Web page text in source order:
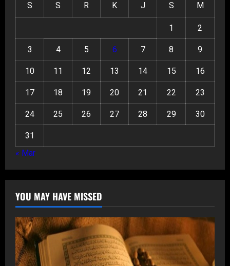
S S R K J S M
1 2
3 4 5 6 7 8 9
10 11 12 13 14 15 16
17 18 19 20 21 22 23
24 25 26 27 28 29 30
31
« Mar
YOU MAY HAVE MISSED